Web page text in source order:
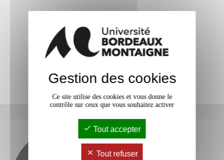
Gestion des cookies
Ce site utilise des cookies et vous donne le
contrôle sur ceux que vous souhaitez activer
Tout accepter
Tout refuser